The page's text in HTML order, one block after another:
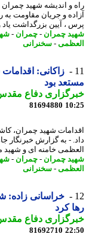
و اندیشه شهید چمران
و جریان مقاومت به
، آیین بزرگداشت یاد و
چمران- چمران- شهید-
-سخنرانی
زاکانی: اقدامات
بود
دفاع مقدس-
81694880
شهید چمران، کاشتن
- به گزارش خبرنگار
خامنه ای و شهید
چمران- چمران- شهید-
-سخنرانی
خراسانی زاده:
کرد
دفاع مقدس-
81692710